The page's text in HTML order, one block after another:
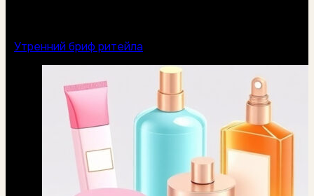
Утренний бриф ритейла